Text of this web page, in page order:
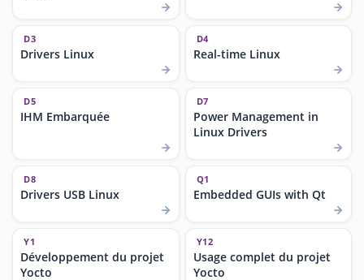
D3
Drivers Linux
D4
Real-time Linux
D5
IHM Embarquée
D7
Power Management in
Linux Drivers
D8
Drivers USB Linux
Q1
Embedded GUIs with Qt
Y1
Développement du projet
Yocto
Y12
Usage complet du projet
Yocto